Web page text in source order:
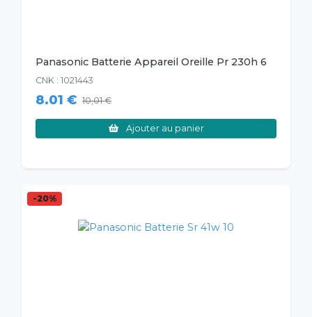
Panasonic Batterie Appareil Oreille Pr 230h 6
CNK : 1021443
8.01 € 10,01 €
Ajouter au panier
-20%